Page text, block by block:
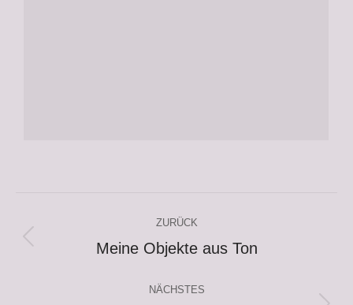
Navigation
ZURÜCK
Vorheriges
Meine Objekte aus Ton
NÄCHSTES